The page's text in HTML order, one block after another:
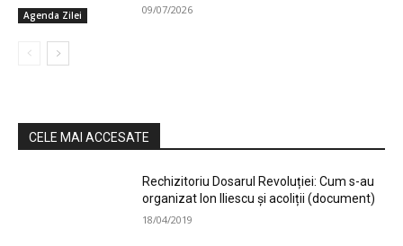
Agenda Zilei 09/07/2026
CELE MAI ACCESATE
Rechizitoriu Dosarul Revoluției: Cum s-au
organizat Ion Iliescu și acoliții (document)
18/04/2019